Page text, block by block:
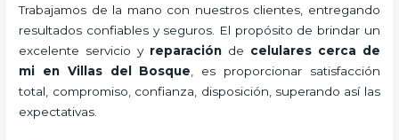
Trabajamos de la mano con nuestros clientes, entregando
resultados confiables y seguros. El propósito de brindar un
excelente servicio y reparación de celulares cerca de
mi en Villas del Bosque , es proporcionar satisfacción
total, compromiso, confianza, disposición, superando así las
expectativas.